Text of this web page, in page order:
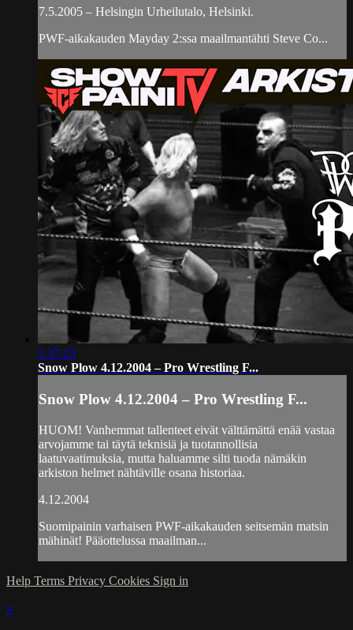
7.5.2005 – Helsingin Urheilutalo, Helsinki.
PWF-aikakauden Mayday 2:ssa maailmantähti Steve Co...
1:37:23
Snow Plow 4.12.2004 – Pro Wrestling F...
Snow Plow 4.12.2004 – Pro Wrestling F...
HUOM! Vanhemmat tallenteet eivät välttämättä enää vastaa
arvojamme tai täytä teknisiä ja tuotannollisia
laatuvaatimuksia, mutta haluamme silti tuoda nämäkin
arkiston helmet nähtäville osana historiaa.
4.12.2004
Suomipainin varhaisen PWF-aikakauden seitsemän matsin
mähinät! Pääottelussa maailman...
Help Terms Privacy Cookies Sign in
×